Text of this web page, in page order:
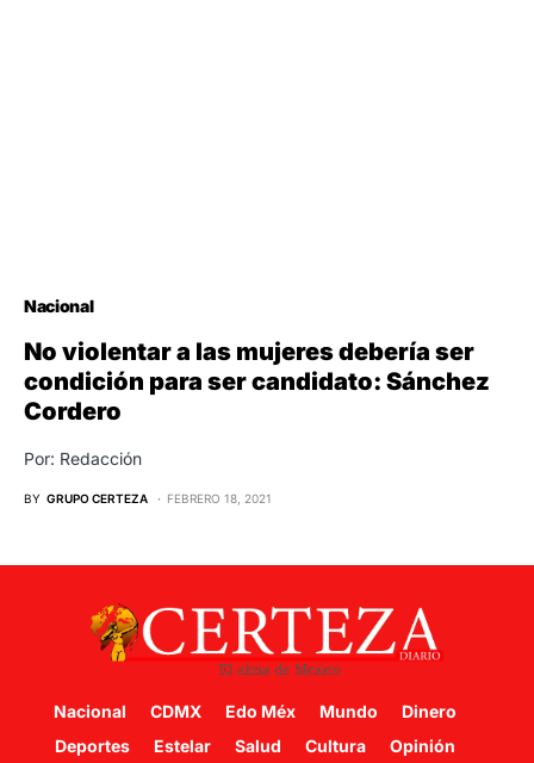
Nacional
No violentar a las mujeres debería ser
condición para ser candidato: Sánchez
Cordero
Por: Redacción
BY GRUPO CERTEZA FEBRERO 18, 2021
Nacional CDMX Edo Méx Mundo
Dinero
Deportes
Estelar Salud Cultura Opinión